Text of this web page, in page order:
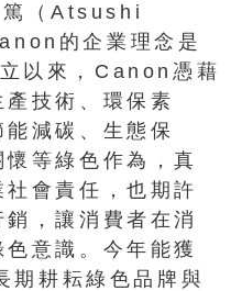
篤（Atsushi
的企業理念是
以來，Canon憑藉
技術、環保素
減碳、生態保
等綠色作為，真
會責任，也期許
，讓消費者在消
意識。今年能獲
期耕耘綠色品牌與